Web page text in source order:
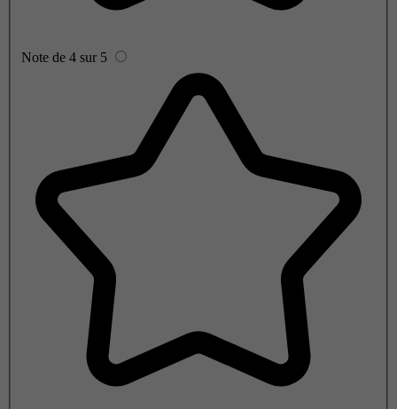
Note de 4 sur 5